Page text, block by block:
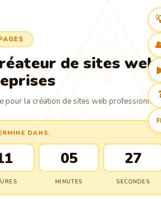
de sites web
pour la création de sites web
DANS:
05
MINUTES
26
SECONDES